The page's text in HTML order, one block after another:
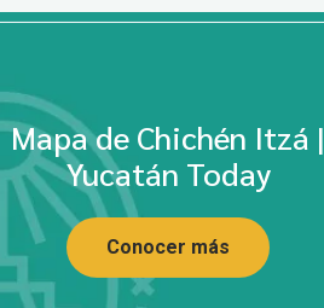
Mapa de Chichén Itzá |
Yucatán Today
Conocer más